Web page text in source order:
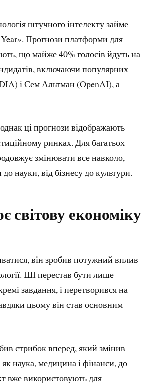
штучного інтелекту займе
Прогнози платформи для
що майже 40% голосів йдуть на
включаючи популярних
і Сем Альтман (OpenAI), а
ці прогнози відображають
ринках. Для багатьох
змінювати все навколо,
науки, від бізнесу до культури.
світову економіку
він зробив потужний вплив
ШІ перестав бути лише
завдання, і перетворився на
цьому він став основним
стрибок вперед, який змінив
наука, медицина і фінанси, до
вже використовують для